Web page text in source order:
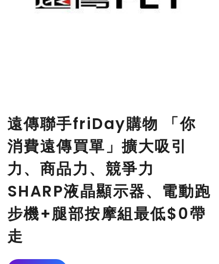
遠傳聯手friDay購物 「你
消費遠傳買單」擴大吸引
力、商品力、競爭力
SHARP液晶顯示器、電動跑
步機+腿部按摩組最低$0帶
走